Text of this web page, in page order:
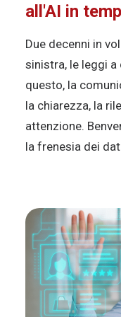
all'AI in
Due decenni in
sinistra, le leggi
questo, la
la chiarezza, la
attenzione.
la frenesia dei